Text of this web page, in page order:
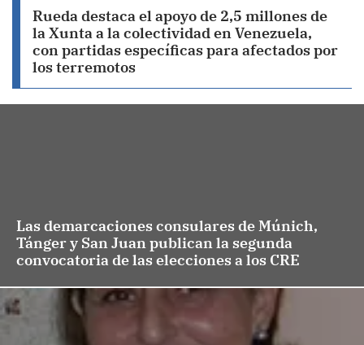
Rueda destaca el apoyo de 2,5 millones de
la Xunta a la colectividad en Venezuela,
con partidas específicas para afectados por
los terremotos
Las demarcaciones consulares de Múnich,
Tánger y San Juan publican la segunda
convocatoria de las elecciones a los CRE